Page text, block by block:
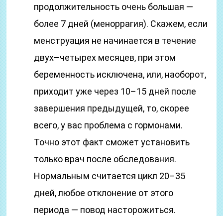
продолжительность очень большая —
более 7 дней (меноррагия). Скажем, если
менструация не начинается в течение
двух–четырех месяцев, при этом
беременность исключена, или, наоборот,
приходит уже через 10–15 дней после
завершения предыдущей, то, скорее
всего, у вас проблема с гормонами.
Точно этот факт сможет установить
только врач после обследования.
Нормальным считается цикл 20–35
дней, любое отклонение от этого
периода — повод насторожиться.